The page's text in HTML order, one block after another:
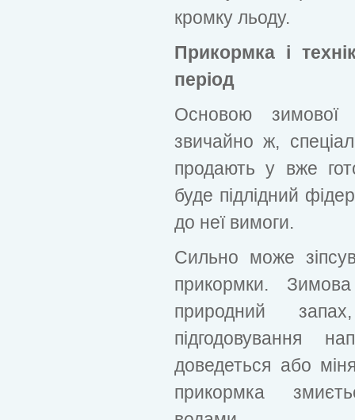
кромку льоду.
Прикормка і
період
Основою
звичайно ж,
продають у вже
буде підлідний
до неї вимоги.
Сильно може
прикормки.
природний
підгодовування
доведеться або
прикормка